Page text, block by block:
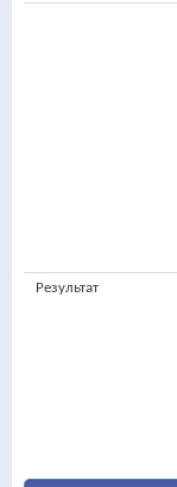
Результат